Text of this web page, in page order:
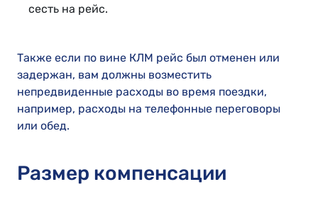
сесть на рейс.
Также если по вине КЛМ рейс был отменен или
задержан, вам должны возместить
непредвиденные расходы во время поездки,
например, расходы на телефонные переговоры
или обед.
Размер компенсации